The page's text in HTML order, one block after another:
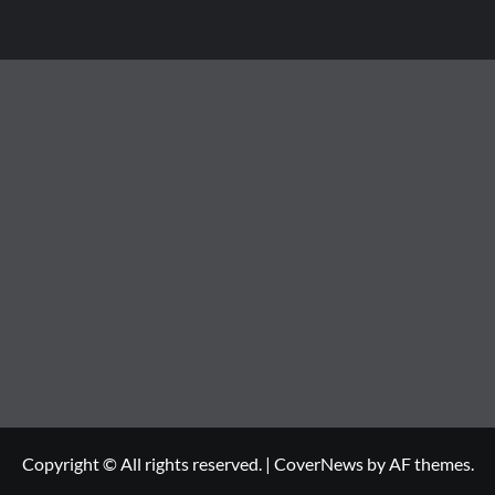
Copyright © All rights reserved. | CoverNewsby AF themes.